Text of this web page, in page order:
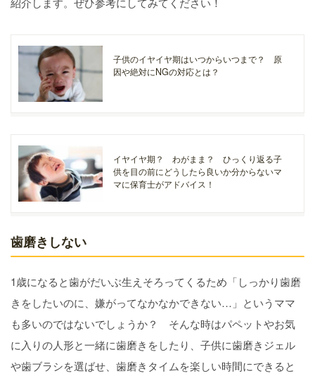
子供のイヤイヤ期はいつからいつまで？ 原
因や絶対にNGの対応とは？
イヤイヤ期？ わがまま？ ひっくり返る子
供を目の前にどうしたら良いか分からないマ
マに保育士がアドバイス！
歯磨きしない
1歳になると歯がだいぶ生えそろってくるため「しっかり歯磨
きをしたいのに、嫌がってなかなかできない…」というママ
も多いのではないでしょうか？ そんな時はパペットやお気
に入りの人形と一緒に歯磨きをしたり、子供に歯磨きジェル
や歯ブラシを選ばせ、歯磨きタイムを楽しい時間にできると